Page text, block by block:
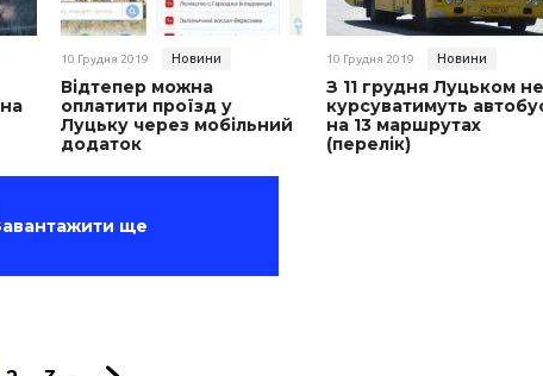
10 Грудня 2019 Новини
Відтепер можна
оплатити проїзд у
Луцьку через мобільний
додаток
10 Грудня 2019 Новини
З 11 грудня Луцьком не
курсуватимуть
на 13 маршрутах
(перелік)
ще